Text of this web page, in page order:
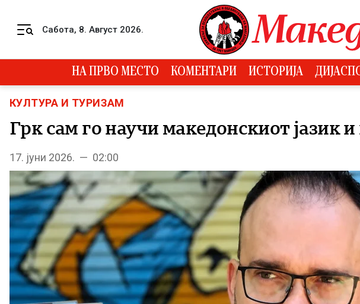
Сабота, 8. Август 2026.
НА ПРВО МЕСТО КОМЕНТАРИ ИСТОРИЈА
КУЛТУРА И ТУРИЗАМ
Грк сам го научи македонскиот јазик
17. јуни 2026. — 02:00